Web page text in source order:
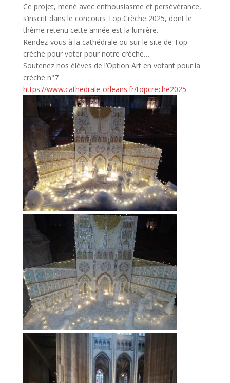
Ce projet, mené avec enthousiasme et persévérance,
s’inscrit dans le concours Top Crèche 2025, dont le
thème retenu cette année est la lumière.
Rendez-vous à la cathédrale ou sur le site de Top
crèche pour voter pour notre crèche…
Soutenez nos élèves de l’Option Art en votant pour la
crèche n°7
https://www.cathedrale-orleans.fr/topcreche2025